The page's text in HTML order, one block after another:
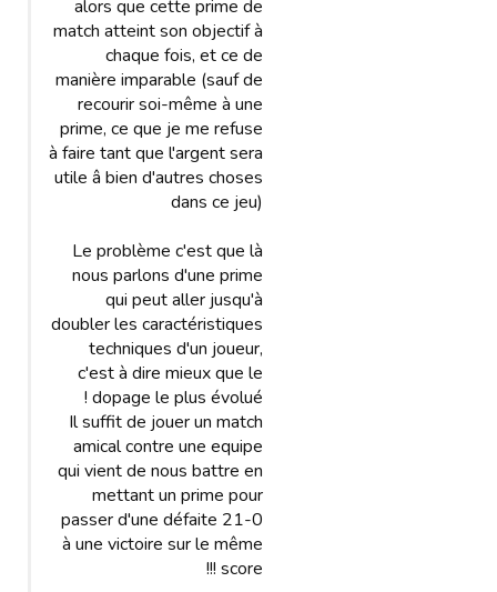
alors que cette prime de
match atteint son objectif à
chaque fois, et ce de
manière imparable (sauf de
recourir soi-même à une
prime, ce que je me refuse
à faire tant que l'argent sera
utile â bien d'autres choses
dans ce jeu)
Le problème c'est que là
nous parlons d'une prime
qui peut aller jusqu'à
doubler les caractéristiques
techniques d'un joueur,
c'est à dire mieux que le
dopage le plus évolué !
Il suffit de jouer un match
amical contre une equipe
qui vient de nous battre en
mettant un prime pour
passer d'une défaite 21-0
à une victoire sur le même
score !!!